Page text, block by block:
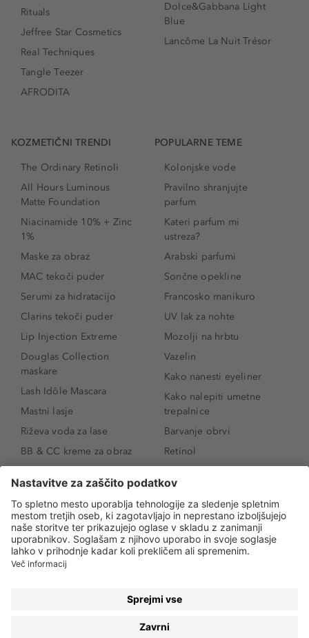
Rituals
Jeffree Star Cosmetics
Real Techniques
Tangle Teezer
AFRODITA
Dolce&Gabbana Light
Blue
Lancôme La Nuit Trésor
KOZMETIČNI TRENDI
The Ordinary Retinoli
All Hours Luminous
Matte Foundation
Niacinamide 10% + Zinc
1%
Maske za obraz
MAC tekoči puder
Serumi za hidratacijo
Clarins tekoči puder
Lip Injection Extreme
Douglas Collection
maskare
Lash Idôle Mascara
Mastni lasje
Riževa voda za lase
BB & CC kreme za obraz
SPF 30
Senčila za oči
Tekoči puder
Ličenje povešenih vek
Kako povečati oči
POPULARNE TEME
Kolonjske vode
Pravilno shranjujte
parfum
Kateri parfum mi
ustreza?
Arabski parfumi
Sončne opekline
Francosko manikuro
UV lak za nohte
Mozolji na hrbtu
Vazelin
Kako nanesti eyeliner
Kako nalepiti umetne
trepalnice
Barvanje obrvi
Retinol
Niacinamid
Rozacea
Salicilna kislina